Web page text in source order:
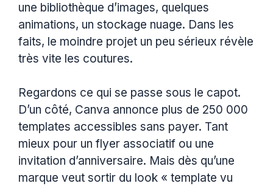
une bibliothèque d’images, quelques
animations, un stockage nuage. Dans les
faits, le moindre projet un peu sérieux révèle
très vite les coutures.
Regardons ce qui se passe sous le capot.
D’un côté, Canva annonce plus de 250 000
templates accessibles sans payer. Tant
mieux pour un flyer associatif ou une
invitation d’anniversaire. Mais dès qu’une
marque veut sortir du look « template vu